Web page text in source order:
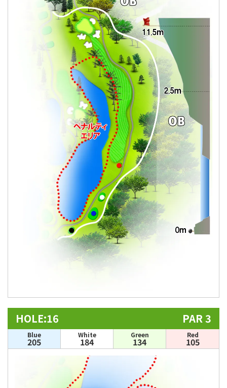
HOLE:16 PAR 3
Blue
205
White
184
Green
134
Red
105